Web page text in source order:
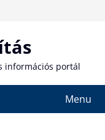
információs portál
Menu